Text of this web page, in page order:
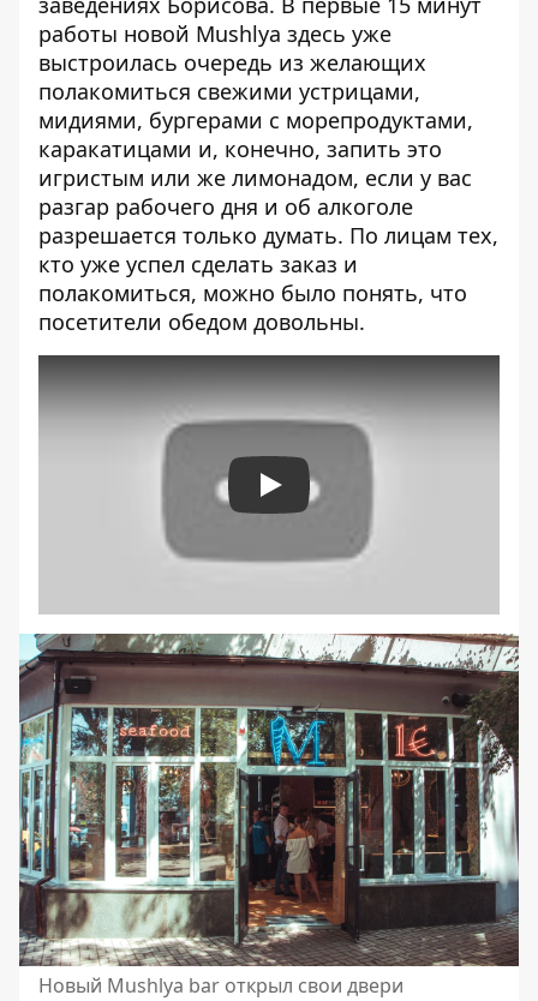
работы новой Mushlya здесь уже
выстроилась очередь из желающих
полакомиться свежими устрицами,
мидиями, бургерами с морепродуктами,
каракатицами и, конечно, запить это
игристым или же лимонадом, если у вас
разгар рабочего дня и об алкоголе
разрешается только думать. По лицам тех,
кто уже успел сделать заказ и
полакомиться, можно было понять, что
посетители обедом довольны.
Play
Новый Mushlya bar открыл свои двери